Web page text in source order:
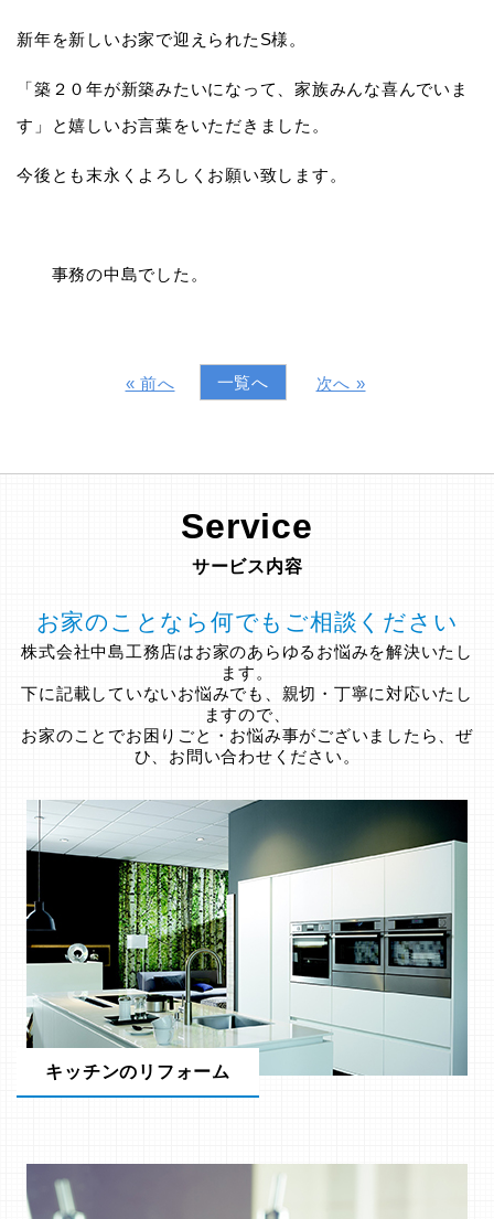
新年を新しいお家で迎えられたS様。
「築２０年が新築みたいになって、家族みんな喜んでいま
す」と嬉しいお言葉をいただきました。
今後とも末永くよろしくお願い致します。
事務の中島でした。
« 前へ 一覧へ 次へ »
Service
サービス内容
お家のことなら何でもご相談ください
株式会社中島工務店はお家のあらゆるお悩みを解決いたし
ます。
下に記載していないお悩みでも、親切・丁寧に対応いたし
ますので、
お家のことでお困りごと・お悩み事がございましたら、ぜ
ひ、お問い合わせください。
キッチンのリフォーム